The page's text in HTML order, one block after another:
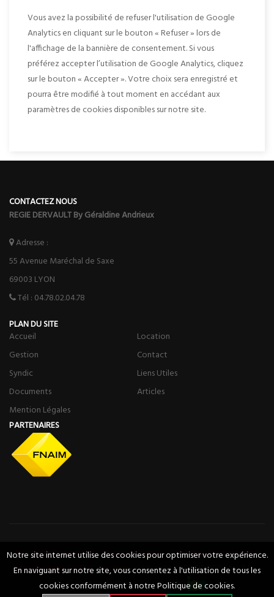
Vous avez la possibilité de refuser l'utilisation de Google
Analytics en cliquant sur le bouton « Refuser » lors de
l'affichage de la bannière de consentement. Si vous
préférez accepter l’utilisation de Google Analytics, cliquez
sur le bouton « Accepter ». Votre choix sera enregistré et
pourra être modifié à tout moment en accédant aux
paramètres de cookies disponibles sur notre site.
Notre site internet utilise des cookies pour optimiser votre expérience.
En naviguant sur notre site, vous consentez à l'utilisation de tous les
cookies conformément à notre Politique de cookies.
CONTACTEZ NOUS
REGIE DERVAULT By Géraldine Andrieux
Adresse :
55 Avenue Maréchal de Saxe
69003 LYON
Tél : 04.78.02.04.78
PLAN DU SITE
Accueil
Location
Gestion
Contact
Syndic
Liens Utiles
Documents
Articles
Mention Légales
PARTENAIRES
Nos tarifs (honoraires)-Mentions légales-Politique de protection
des données (RGPD)-Cookies- Copyright © REGIE DERVAULT By
Géraldine Andrieux. Powered by